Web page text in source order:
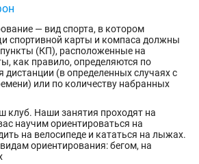
— вид спорта, в котором
спортивной карты и компаса должны
(КП), расположенные на
как правило, определяются по
дистанции (в определенных случаях с
или по количеству набранных
клуб. Наши занятия проходят на
научим ориентироваться на
на велосипеде и кататься на лыжах.
ориентирования: бегом, на